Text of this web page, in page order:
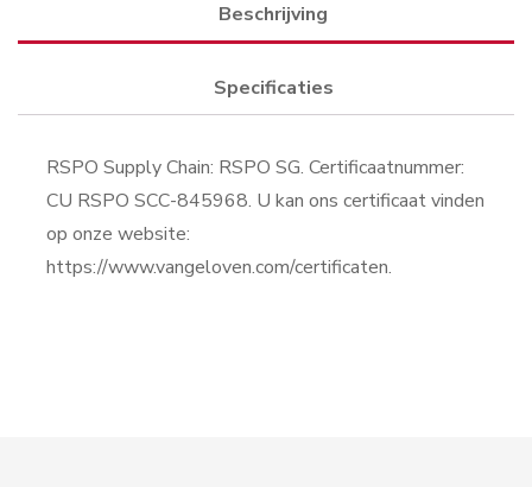
Beschrijving
Specificaties
RSPO Supply Chain: RSPO SG. Certificaatnummer:
CU RSPO SCC-845968. U kan ons certificaat vinden
op onze website:
https://www.vangeloven.com/certificaten.